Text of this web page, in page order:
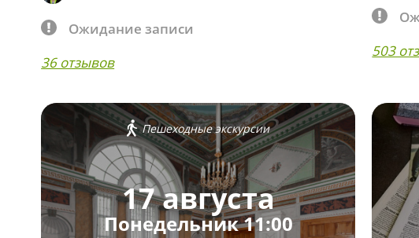
Ожидание записи
36 отзывов
503
Пешеходные экскурсии
17 августа
Понедельник 11:00